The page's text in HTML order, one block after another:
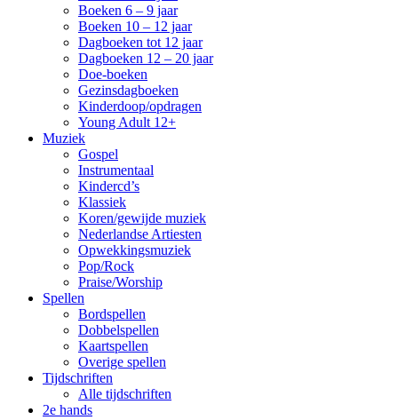
Boeken 6 – 9 jaar
Boeken 10 – 12 jaar
Dagboeken tot 12 jaar
Dagboeken 12 – 20 jaar
Doe-boeken
Gezinsdagboeken
Kinderdoop/opdragen
Young Adult 12+
Muziek
Gospel
Instrumentaal
Kindercd’s
Klassiek
Koren/gewijde muziek
Nederlandse Artiesten
Opwekkingsmuziek
Pop/Rock
Praise/Worship
Spellen
Bordspellen
Dobbelspellen
Kaartspellen
Overige spellen
Tijdschriften
Alle tijdschriften
2e hands